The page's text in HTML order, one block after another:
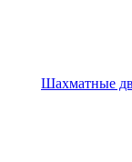
Шахматные